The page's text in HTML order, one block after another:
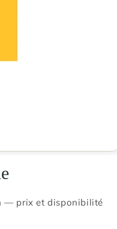
— prix et disponibilité